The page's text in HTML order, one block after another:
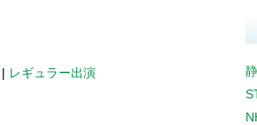
| レギュラー出演